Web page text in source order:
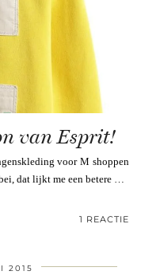
van Esprit!
voor M shoppen
dat lijkt me een betere …
1 REACTIE
2015